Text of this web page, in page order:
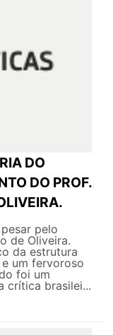
DO
DO PROF.
pelo
de Oliveira.
da estrutura
um fervoroso
foi um
crítica brasilei...